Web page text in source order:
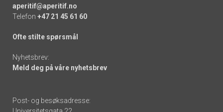
aperitif@aperitif.no
Telefon +47 21 45 61 60
Ofte stilte spørsmål
Nyhetsbrev:
Meld deg på våre nyhetsbrev
Post- og besøksadresse: